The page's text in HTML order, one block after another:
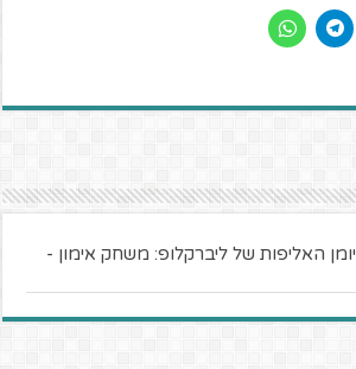
יומן האליפות של ליברקלופ: משחק אימון -